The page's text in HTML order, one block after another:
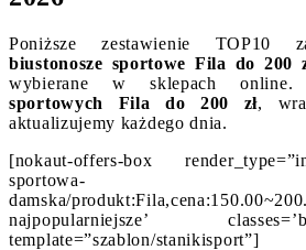
Poniższe zestawienie TOP10
biustonosze sportowe Fila do 200
wybierane w sklepach
sportowych Fila do 200 zł,
aktualizujemy każdego dnia.
[nokaut-offers-box
sportowa-
damska/
najpopularniejsze’
template=”szablon/stanikisport”]